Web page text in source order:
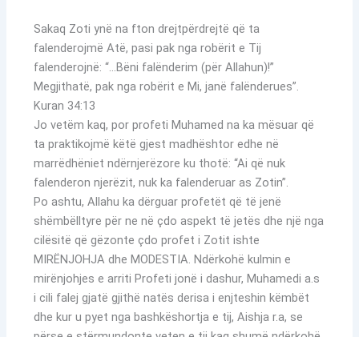
Sakaq Zoti ynë na fton drejtpërdrejtë që ta
falenderojmë Atë, pasi pak nga robërit e Tij
falenderojnë: “…Bëni falënderim (për Allahun)!”
Megjithatë, pak nga robërit e Mi, janë falënderues”.
Kuran 34:13
Jo vetëm kaq, por profeti Muhamed na ka mësuar që
ta praktikojmë këtë gjest madhështor edhe në
marrëdhëniet ndërnjerëzore ku thotë: “Ai që nuk
falenderon njerëzit, nuk ka falenderuar as Zotin”.
Po ashtu, Allahu ka dërguar profetët që të jenë
shëmbëlltyre për ne në çdo aspekt të jetës dhe një nga
cilësitë që gëzonte çdo profet i Zotit ishte
MIRËNJOHJA dhe MODESTIA. Ndërkohë kulmin e
mirënjohjes e arriti Profeti jonë i dashur, Muhamedi a.s
i cili falej gjatë gjithë natës derisa i enjteshin këmbët
dhe kur u pyet nga bashkëshortja e tij, Aishja r.a, se